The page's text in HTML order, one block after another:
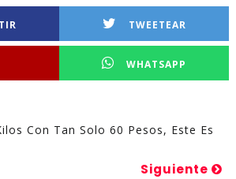
TWEETEAR
WHATSAPP
Con Tan Solo 60 Pesos, Este Es
Siguiente